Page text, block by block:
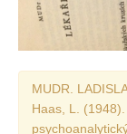
MUDR.
Haas, L.